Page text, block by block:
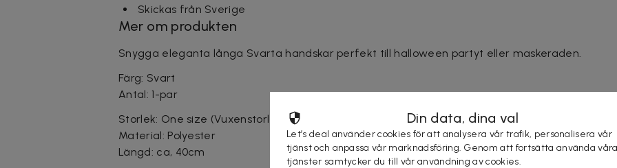
Skickas från Sverige
Mer om produkten
Snygga eleganta långa Svarta handskar perfekt till halloween partyt eller maskeraden.
Färg: Svart
Antal: 1-par
Storlek: One size (Vuxenstorlek)
Material: Polyester
Längd: ca, 40cm
Din data, dina val
Let’s deal använder cookies för att analysera vår trafik, personalisera vår
tjänst och anpassa vår marknadsföring. Genom att fortsätta använda våra
tjänster samtycker du till vår användning av cookies.